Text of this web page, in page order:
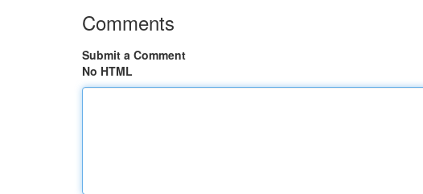
Comments
Submit a Comment
No HTML